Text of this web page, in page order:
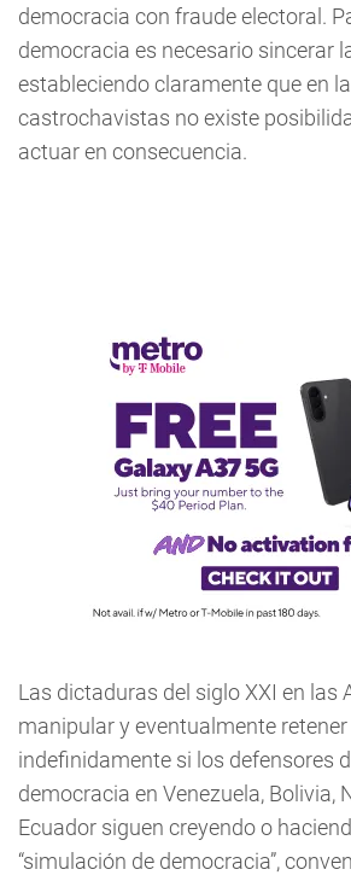
democracia con fraude electoral.
democracia es necesario sincerar
estableciendo claramente que en
castrochavistas no existe
actuar en consecuencia.
Las dictaduras del siglo XXI en las
manipular y eventualmente
indefinidamente si los defensores
democracia en Venezuela, Bolivia,
Ecuador siguen creyendo o
“simulación de democracia”,